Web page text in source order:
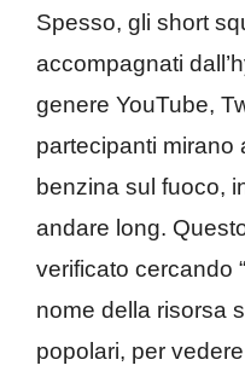
Spesso, gli short
accompagnati
genere YouTube,
partecipanti mirano
benzina sul fuoco,
andare long.
verificato cercando
nome della risorsa
popolari, per